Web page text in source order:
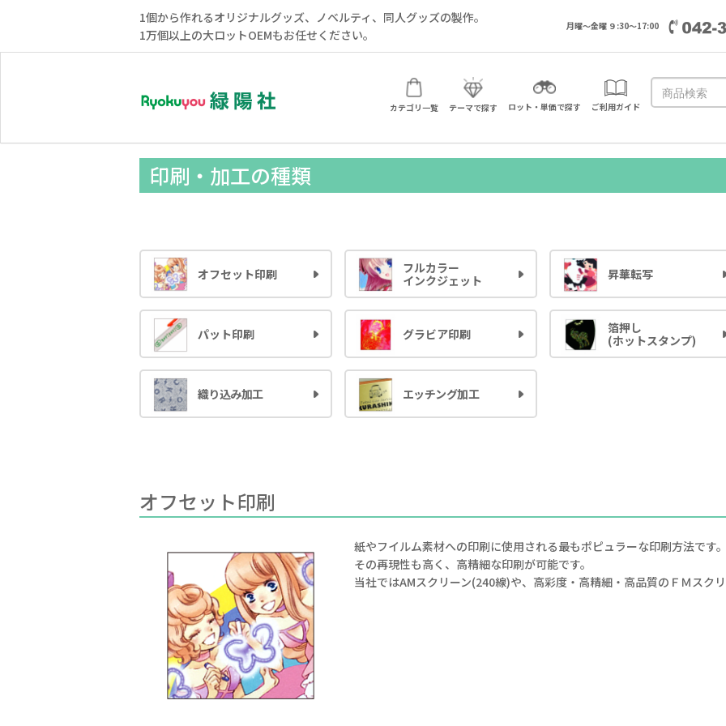
1個から作れるオリジナルグッズ、ノベルティ、同人グッズの製作。
1万個以上の大ロットOEMもお任せください。
月曜～金曜 ９:30～17:00
カテゴリ一覧 テーマで探す ロット・単価で探す ご利用ガイド
印刷・加工の種類
オフセット印刷
フルカラー
インクジェット
昇華転写
パット印刷 グラビア印刷
箔押し
(ホットスタンプ)
織り込み加工 エッチング加工
オフセット印刷
紙やフイルム素材への印刷に使用される最もポピュラーな印刷方法です。
その再現性も高く、高精細な印刷が可能です。
当社ではAMスクリーン(240線)や、高彩度・高精細・高品質のＦＭスク